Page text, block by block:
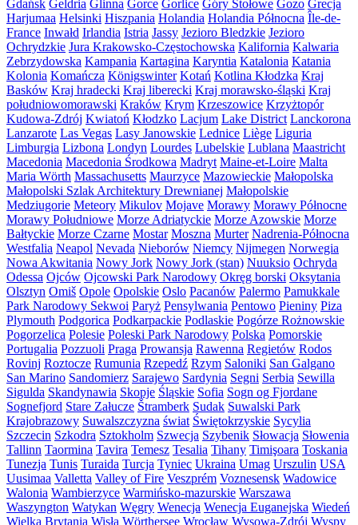
Gdańsk Geldria Glinna Gorce Gorlice Góry Stołowe Gozo Grecja
Harjumaa Helsinki Hiszpania Holandia Holandia Północna Île-de-
France Inwałd Irlandia Istria Jassy Jezioro Bledzkie Jezioro
Ochrydzkie Jura Krakowsko-Częstochowska Kalifornia Kalwaria
Zebrzydowska Kampania Kartagina Karyntia Katalonia Katania
Kolonia Komańcza Königswinter Kotań Kotlina Kłodzka Kraj
Basków Kraj hradecki Kraj liberecki Kraj morawsko-śląski Kraj
południowomorawski Kraków Krym Krzeszowice Krzyżtopór
Kudowa-Zdrój Kwiatoń Kłodzko Lacjum Lake District Lanckorona
Lanzarote Las Vegas Lasy Janowskie Lednice Liège Liguria
Limburgia Lizbona Londyn Lourdes Lubelskie Lublana Maastricht
Macedonia Macedonia Środkowa Madryt Maine-et-Loire Malta
Maria Wörth Massachusetts Maurzyce Mazowieckie Małopolska
Małopolski Szlak Architektury Drewnianej Małopolskie
Medziugorie Meteory Mikulov Mojave Morawy Morawy Północne
Morawy Południowe Morze Adriatyckie Morze Azowskie Morze
Bałtyckie Morze Czarne Mostar Moszna Murter Nadrenia-Północna
Westfalia Neapol Nevada Nieborów Niemcy Nijmegen Norwegia
Nowa Akwitania Nowy Jork Nowy Jork (stan) Nuuksio Ochryda
Odessa Ojców Ojcowski Park Narodowy Okręg borski Oksytania
Olsztyn Omiš Opole Opolskie Oslo Pacanów Palermo Pamukkale
Park Narodowy Sekwoi Paryż Pensylwania Pentowo Pieniny Piza
Plymouth Podgorica Podkarpackie Podlaskie Pogórze Rożnowskie
Pogorzelica Polesie Poleski Park Narodowy Polska Pomorskie
Portugalia Pozzuoli Praga Prowansja Rawenna Regietów Rodos
Rovinj Roztocze Rumunia Rzepedź Rzym Saloniki San Galgano
San Marino Sandomierz Sarajewo Sardynia Segni Serbia Sewilla
Sigulda Skandynawia Skopje Śląskie Sofia Sogn og Fjordane
Sognefjord Stare Załucze Štramberk Sudak Suwalski Park
Krajobrazowy Suwalszczyzna świat Świętokrzyskie Sycylia
Szczecin Szkodra Sztokholm Szwecja Szybenik Słowacja Słowenia
Tallinn Taormina Tavira Temesz Tesalia Tihany Timişoara Toskania
Tunezja Tunis Turaida Turcja Tyniec Ukraina Umag Urszulin USA
Uusimaa Valletta Valley of Fire Veszprém Voznesensk Wadowice
Walonia Wambierzyce Warmińsko-mazurskie Warszawa
Waszyngton Watykan Węgry Wenecja Wenecja Euganejska Wiedeń
Wielka Brytania Wisła Wörthersee Wrocław Wysowa-Zdrój Wyspy